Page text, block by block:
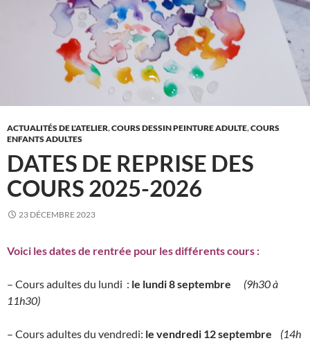
ACTUALITÉS DE L'ATELIER,COURS DESSIN PEINTURE ADULTE,COURS
ENFANTS ADULTES
DATES DE REPRISE DES
COURS 2025-2026
23 DÉCEMBRE 2023
Voici les dates de rentrée pour les différents cours :
– Cours adultes du lundi : le lundi 8 septembre (9h30 à
11h30)
– Cours adultes du vendredi: le vendredi 12 septembre (14h